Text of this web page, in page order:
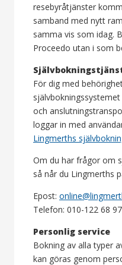
resebyråtjänster
samband med nytt
samma vis som idag.
Proceedo utan i som
För dig med
och
loggar in med
Lingmerths
Om du har frågor om
så når du Lingmerths
Epost:
Telefon: 010-122 68 97
Personlig service
Bokning av alla typer
kan göras genom